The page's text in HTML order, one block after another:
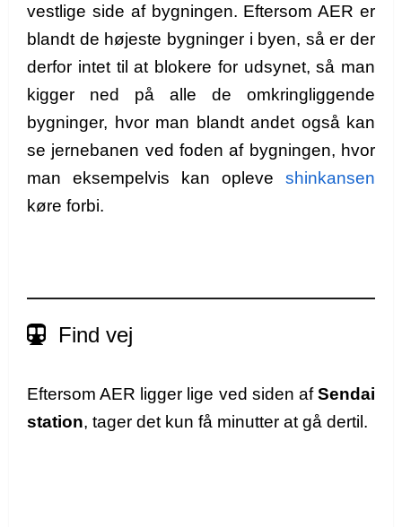
vestlige side af bygningen. Eftersom AER er
blandt de højeste bygninger i byen, så er der
derfor intet til at blokere for udsynet, så man
kigger ned på alle de omkringliggende
bygninger, hvor man blandt andet også kan
se jernebanen ved foden af bygningen, hvor
man eksempelvis kan opleve shinkansen
køre forbi.
Find vej
Eftersom AER ligger lige ved siden afSendai
station, tager det kun få minutter at gå dertil.